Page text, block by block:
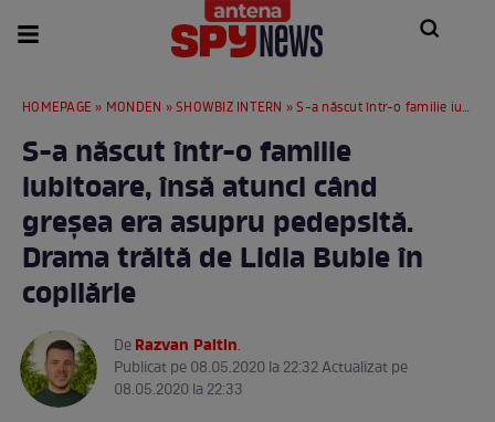
HOMEPAGE » MONDEN »SHOWBIZ INTERN » S-a născut într-o familie iubitoare, însă atunci când greșea era asupru pedepsită. Drama trăită de Lidia Buble în copilărie
S-a născut într-o familie
iubitoare, însă atunci când
greșea era asupru pedepsită.
Drama trăită de Lidia Buble în
copilărie
DeRazvan Paltin.
Publicat pe 08.05.2020 la 22:32 Actualizat pe
08.05.2020 la 22:33